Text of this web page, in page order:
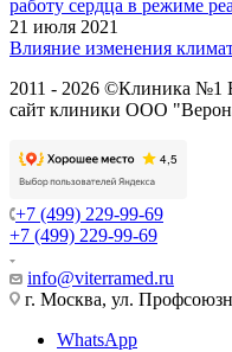
работу сердца в режиме
21 июля 2021
Влияние изменения
2011 - 2026 ©Клиника №1
сайт клиники ООО
+7 (499) 229-99-69
+7 (499) 229-99-69
info@viterramed.ru
г. Москва, ул.
WhatsApp